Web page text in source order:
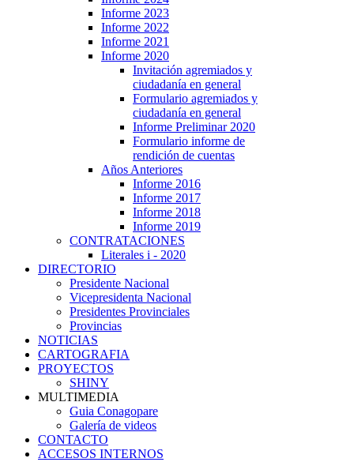
Informe 2023
Informe 2022
Informe 2021
Informe 2020
Invitación agremiados y
ciudadanía en general
Formulario agremiados y
ciudadanía en general
Informe Preliminar 2020
Formulario informe de
rendición de cuentas
Años Anteriores
Informe 2016
Informe 2017
Informe 2018
Informe 2019
CONTRATACIONES
Literales i - 2020
DIRECTORIO
Presidente Nacional
Vicepresidenta Nacional
Presidentes Provinciales
Provincias
NOTICIAS
CARTOGRAFIA
PROYECTOS
SHINY
MULTIMEDIA
Guia Conagopare
Galería de videos
CONTACTO
ACCESOS INTERNOS